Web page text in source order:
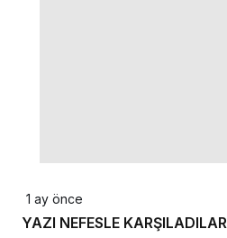
1 ay önce
YAZI NEFESLE KARŞILADILAR